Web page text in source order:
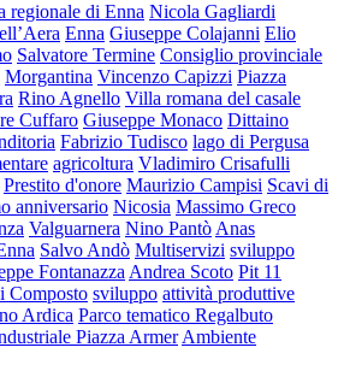
regionale di Enna Nicola Gagliardi
Enna Giuseppe Colajanni Elio
Salvatore Termine Consiglio provinciale
Morgantina Vincenzo Capizzi Piazza
Rino Agnello Villa romana del casale
Cuffaro Giuseppe Monaco Dittaino
Fabrizio Tudisco lago di Pergusa
agricoltura Vladimiro Crisafulli
Prestito d'onore Maurizio Campisi Scavi di
anniversario Nicosia Massimo Greco
Valguarnera Nino Pantò Anas
Salvo Andò Multiservizi sviluppo
Fontanazza Andrea Scoto Pit 11
Composto sviluppo attività produttive
Ardica Parco tematico Regalbuto
Piazza Armer Ambiente